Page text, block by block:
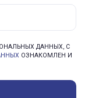
ДАННЫХ, С
ОЗНАКОМЛЕН И